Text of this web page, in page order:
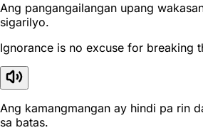
Ang pangangailangan upang
sigarilyo.
Ignorance is no excuse for breaking
Ang kamangmangan ay hindi pa rin
sa batas.